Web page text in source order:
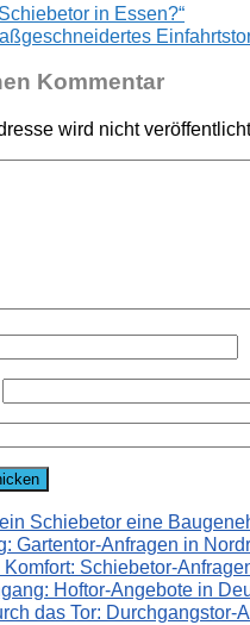
in Essen?“
Kommentar
wird nicht
Schiebetor eine
Gartentor-Anfragen in
Schiebetor-
Hoftor-Angebote in
das Tor: Durchgangstor-